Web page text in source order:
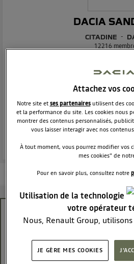
DACIA
CITADINE
12216
POSEZ UNE
REJOINDRE
Les questions de la communauté Les
chaine de distribution
Le22 mars 2020à14:39
Attachez vos
Notre site etses partenairesutilisent des
et la performance du site. Les cookies nous
montrer des contenus personnalisés,
vous laisser interagir avec nos
À tout moment, vous pourrez modifier vos
mes cookies" de
Pour en savoir plus, consultez notre
Utilisation de la technologie
votre opérateur
Nous, Renault Group,
cette notice de
JE GÈRE MES COOKIES